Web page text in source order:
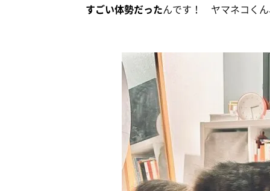
すごい体勢だったんです！ ヤマネコく